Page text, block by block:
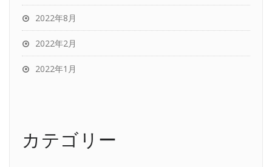
2022年8月
2022年2月
2022年1月
カテゴリー